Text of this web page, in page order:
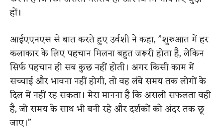
हों।
आईएएनएस से बात करते हुए उर्वशी ने कहा, ”शुरुआत में हर
कलाकार के लिए पहचान मिलना बहुत जरूरी होता है, लेकिन
सिर्फ पहचान ही सब कुछ नहीं होती। अगर किसी काम में
सच्चाई और भावना नहीं होगी, तो वह लंबे समय तक लोगों के
दिल में नहीं रह सकता। मेरा मानना है कि असली सफलता वही
है, जो समय के साथ भी बनी रहे और दर्शकों को अंदर तक छू
जाए।”